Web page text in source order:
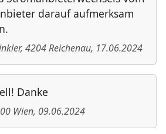
darauf aufmerksam
, 4204Reichenau, 17.06.2024
Danke
Wien, 09.06.2024